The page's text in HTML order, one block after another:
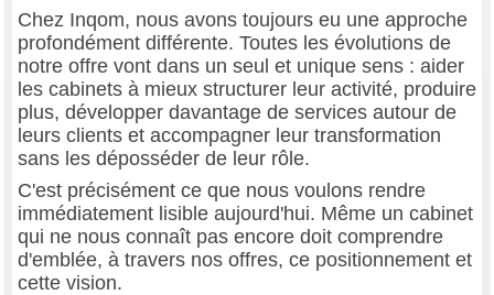
Chez Inqom, nous avons toujours eu une approche
profondément différente. Toutes les évolutions de
notre offre vont dans un seul et unique sens : aider
les cabinets à mieux structurer leur activité, produire
plus, développer davantage de services autour de
leurs clients et accompagner leur transformation
sans les déposséder de leur rôle.
C'est précisément ce que nous voulons rendre
immédiatement lisible aujourd'hui. Même un cabinet
qui ne nous connaît pas encore doit comprendre
d'emblée, à travers nos offres, ce positionnement et
cette vision.